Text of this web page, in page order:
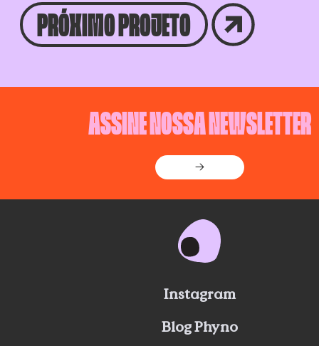
PRÓXIMO PROJETO
ASSINE NOSSA NEWSLETTER
→
Instagram
Blog Phyno